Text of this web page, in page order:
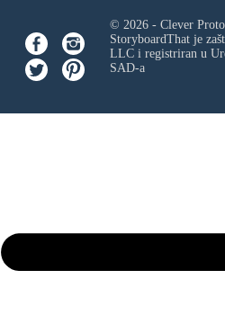
© 2026 - Clever
StoryboardThat je
LLCi registriran u
SAD-a